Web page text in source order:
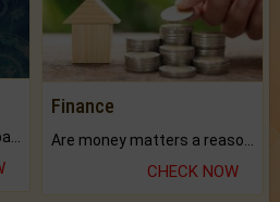
Finance
CHECK NOW